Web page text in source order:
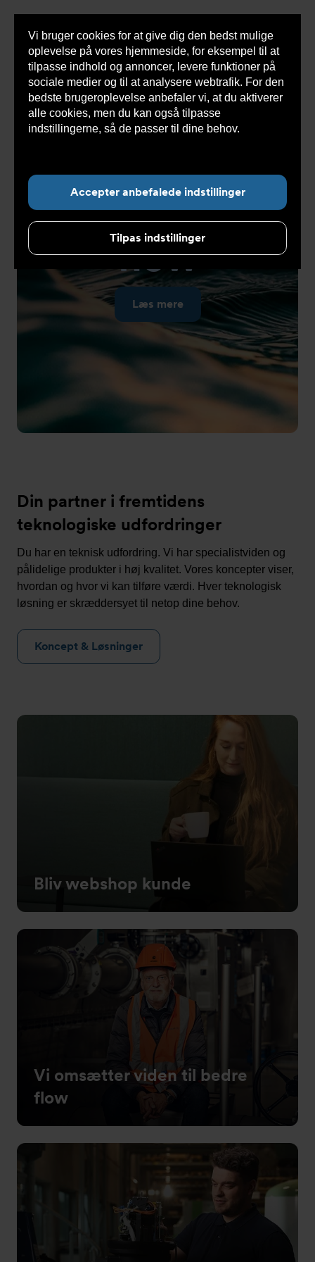
Vi bruger cookies for at give dig den bedst mulige
oplevelse på vores hjemmeside, for eksempel til at
tilpasse indhold og annoncer, levere funktioner på
sociale medier og til at analysere webtrafik. For den
bedste brugeroplevelse anbefaler vi, at du aktiverer
alle cookies, men du kan også tilpasse
indstillingerne, så de passer til dine behov.
Accepter anbefalede indstillinger
Tilpas indstillinger
Get intothe
flow
Læs mere
Din partner i fremtidens
teknologiske udfordringer
Du har en teknisk udfordring. Vi har specialistviden og
pålidelige produkter i høj kvalitet. Vores koncepter viser,
hvordan og hvor vi kan tilføre værdi. Hver teknologisk
løsning er skræddersyet til netop dine behov.
Koncept & Løsninger
Bliv webshop kunde
Vi omsætter viden til bedre
flow